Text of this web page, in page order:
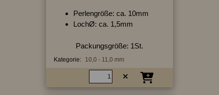
Perlengröße: ca. 10mm
LochØ: ca. 1,5mm
Packungsgröße: 1St.
Kategorie: 10,0 - 11,0 mm